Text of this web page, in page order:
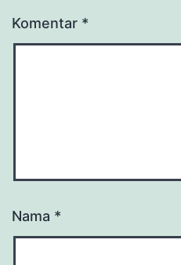
Komentar *
Nama *